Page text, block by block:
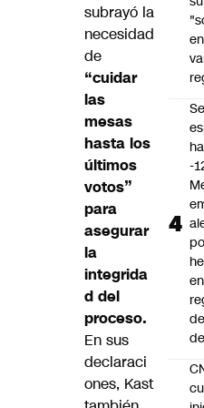
subrayó la
necesidad
de
“cuidar
las
mesas
hasta los
últimos
votos”
para
asegurar
la
integrida
d del
proceso.
En sus
declaraci
ones, Kast
en
-